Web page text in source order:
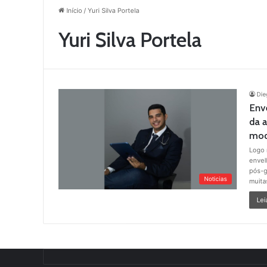
Início /Yuri Silva Portela
Yuri Silva Portela
Noticias
da
Logo
pós-